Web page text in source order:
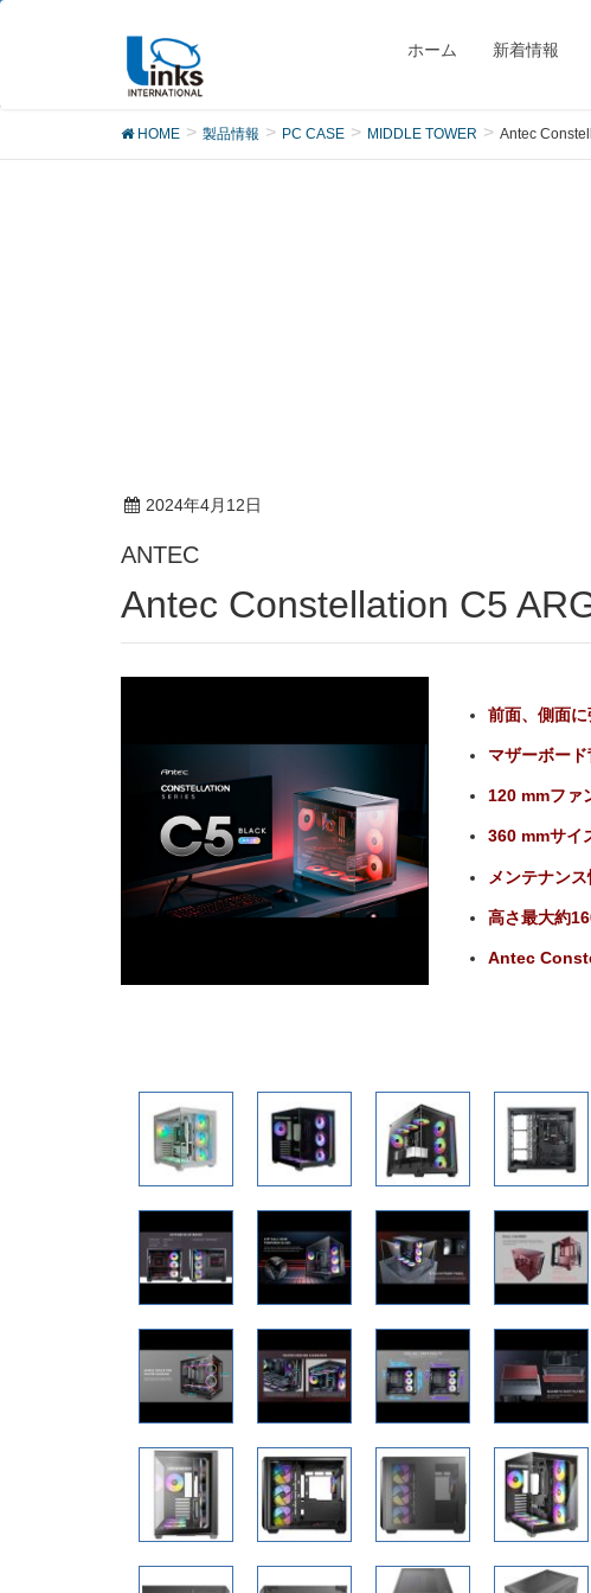
ホーム 新着情報
製品
HOME 製品情報 PC CASE MIDDLE TOWER Antec
2024年4月12日
ANTEC
Antec Constellation C5
前面、側面
マザーボー
120 mmファ
360 mmサイ
メンテナン
高さ最大約
Antec